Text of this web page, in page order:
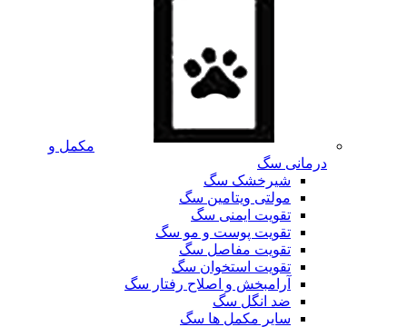
مکمل و
درمانی سگ
شیرخشک سگ
مولتی ویتامین سگ
تقویت ایمنی سگ
تقویت پوست و مو سگ
تقویت مفاصل سگ
تقویت استخوان سگ
آرامبخش و اصلاح رفتار سگ
ضد انگل سگ
سایر مکمل ها سگ